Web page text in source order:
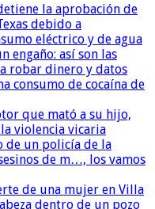
la aprobación de
debido a
eléctrico y de agua
engaño: así son las
robar dinero y datos
consumo de cocaína de
que mató a su hijo,
violencia vicaria
de un policía de la
de m…, los vamos
de una mujer en Villa
dentro de un pozo